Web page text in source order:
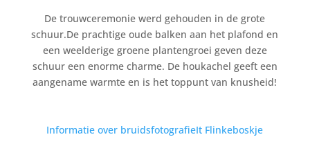
De trouwceremonie werd gehouden in de grote
schuur.De prachtige oude balken aan het plafond en
een weelderige groene plantengroei geven deze
schuur een enorme charme. De houkachel geeft een
aangename warmte en is het toppunt van knusheid!
Informatie over bruidsfotografieIt Flinkeboskje